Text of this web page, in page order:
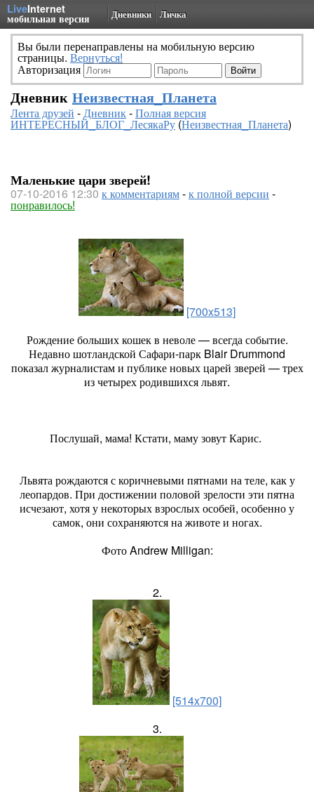
LiveInternet
мобильная версия Дневники Личка
Вы были перенаправлены на мобильную версию
страницы. Вернуться!
Авторизация
Дневник Неизвестная_Планета
Лента друзей -Дневник-Полная версия
ИНТЕРЕСНЫЙ_БЛОГ_ЛесякаРу(Неизвестная_Планета)
Маленькие цари зверей!
07-10-2016 12:30 к комментариям-к полной версии -
понравилось!
[700x513]
Рождение больших кошек в неволе — всегда событие.
Недавно шотландской Сафари-парк Blair Drummond
показал журналистам и публике новых царей зверей — трех
из четырех родившихся львят.
Послушай, мама! Кстати, маму зовут Карис.
Львята рождаются с коричневыми пятнами на теле, как у
леопардов. При достижении половой зрелости эти пятна
исчезают, хотя у некоторых взрослых особей, особенно у
самок, они сохраняются на животе и ногах.
Фото Andrew Milligan:
2.
[514x700]
3.